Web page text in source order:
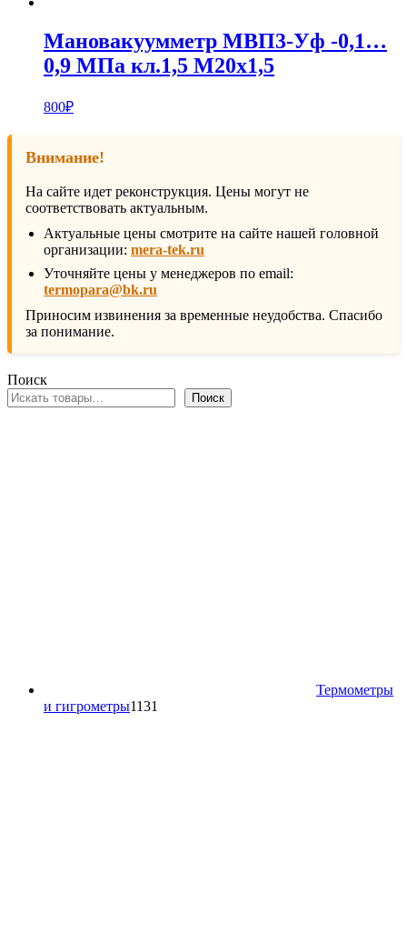
Мановакуумметр МВП3-Уф -0,1…
0,9 МПа кл.1,5 М20х1,5
800₽
Внимание!
На сайте идет реконструкция. Цены могут не
соответствовать актуальным.
Актуальные цены смотрите на сайте нашей головной
организации: mera-tek.ru
Уточняйте цены у менеджеров по email:
termopara@bk.ru
Приносим извинения за временные неудобства. Спасибо
за понимание.
Поиск
Поиск
Термометры
и гигрометры1131